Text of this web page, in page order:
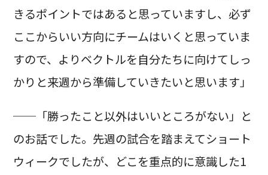
きるポイントではあると思っていますし、必ず
ここからいい方向にチームはいくと思っていま
すので、よりベクトルを自分たちに向けてしっ
かりと来週から準備していきたいと思います」
──「勝ったこと以外はいいところがない」と
のお話でした。先週の試合を踏まえてショート
ウィークでしたが、どこを重点的に意識した1